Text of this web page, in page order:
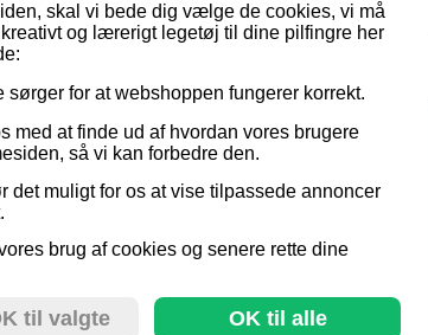
skal vi bede dig vælge de cookies, vi må
og lærerigt legetøj til dine pilfingre her
sørger for at webshoppen fungerer korrekt.
med at finde ud af hvordan vores brugere
så vi kan forbedre den.
det muligt for os at vise tilpassede annoncer
brug af cookies og senere rette dine
til valgte OK til alle